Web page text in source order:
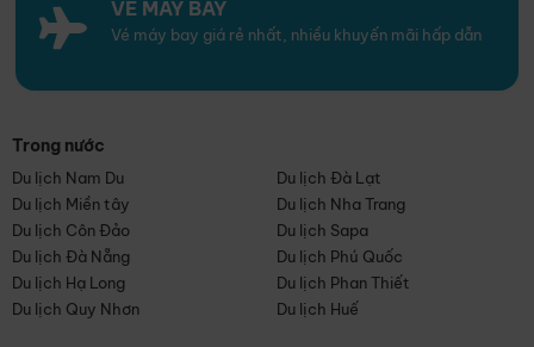
VÉ MÁY BAY
Vé máy bay giá rẻ nhất, nhiều khuyến mãi hấp dẫn
Trong nước
Du lịch Nam Du
Du lịch Đà Lạt
Du lịch Miền tây
Du lịch Nha Trang
Du lịch Côn Đảo
Du lịch Sapa
Du lịch Đà Nẵng
Du lịch Phú Quốc
Du lịch Hạ Long
Du lịch Phan Thiết
Du lịch Quy Nhơn
Du lịch Huế